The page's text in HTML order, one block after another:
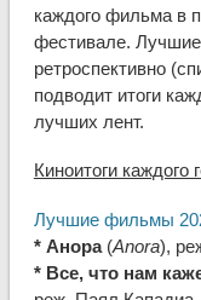
каждого фильма в
фестивале.
ретроспективно
подводит итоги
лучших лент.
Киноитоги каждого
Лучшие фильмы
* Анора(Anora),
* Все, что нам